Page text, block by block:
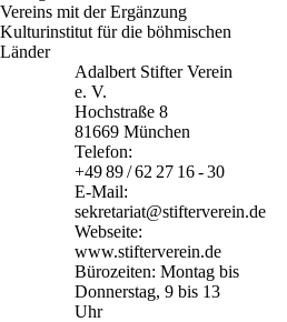
Adalbert Stifter Verein
e. V.
Hochstraße 8
81669 München
Telefon:
+49 89 / 62 27 16 - 30
E-Mail:
sekretariat@stifterverein.de
Webseite:
www.stifterverein.de
Bürozeiten: Montag bis
Donnerstag, 9 bis 13
Uhr